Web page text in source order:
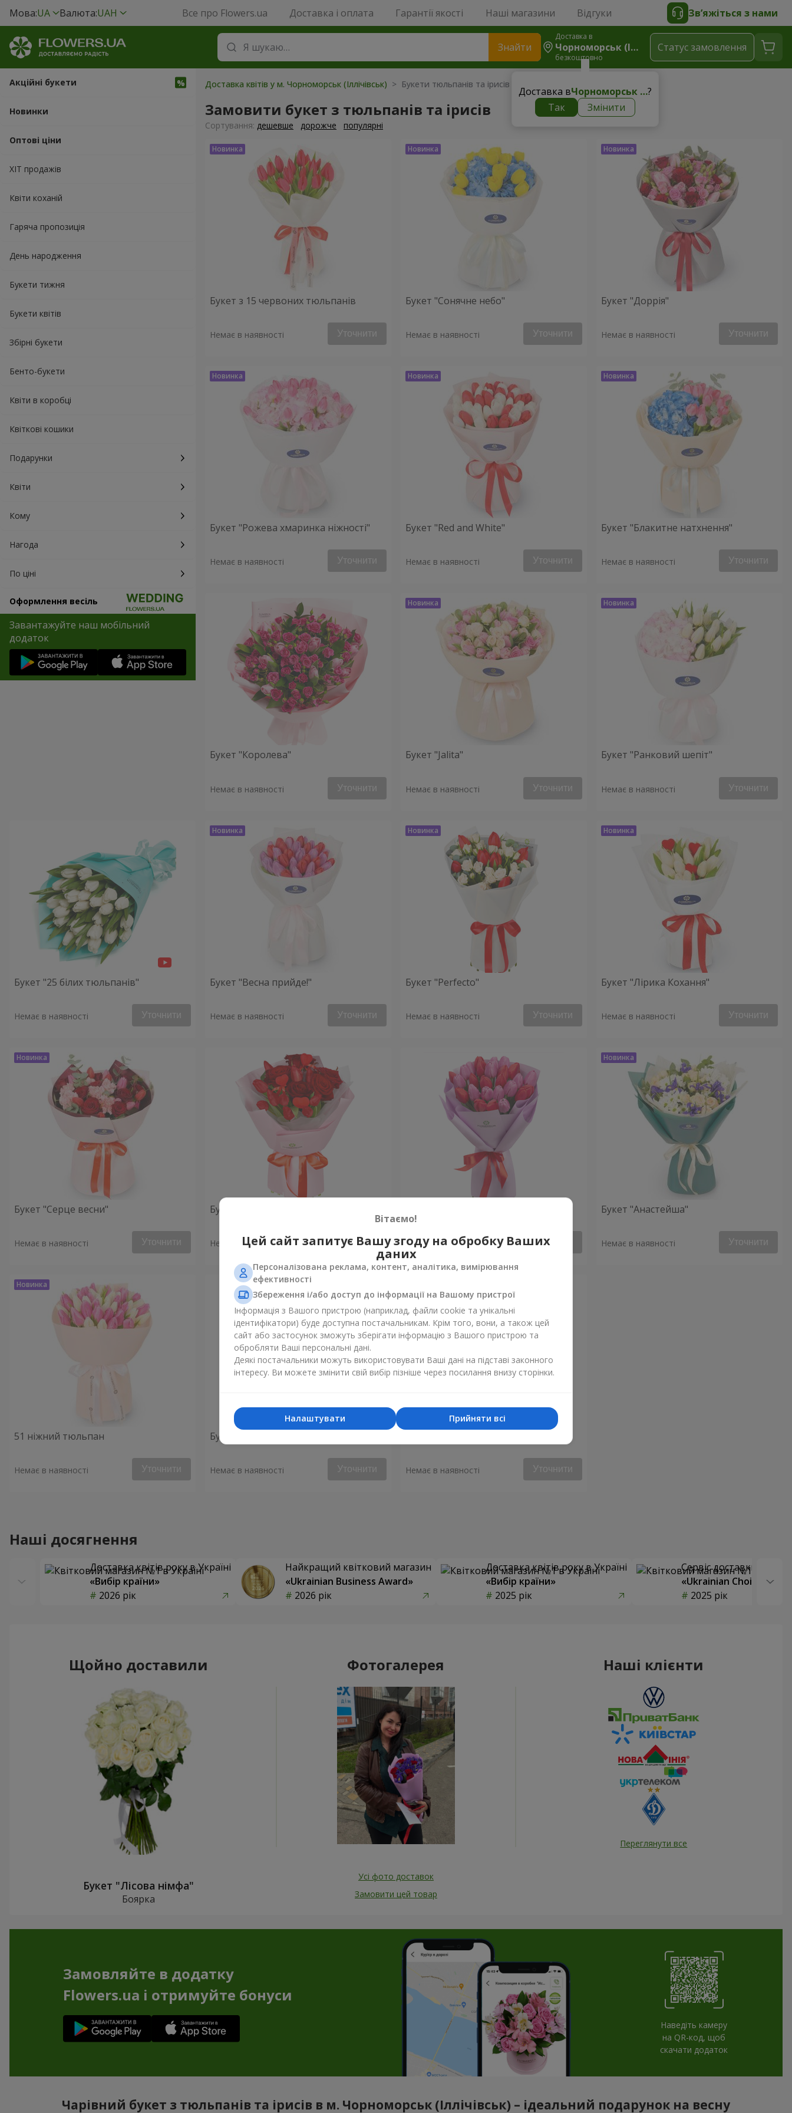
Мова:UA Валюта:UAH Все про Flowers.ua Доставка і оплата Гарантії якості Наші магазини Відгуки Зв’яжіться з нами
Знайти
Доставка в
Чорноморськ (Іллічівськ)
безкоштовно
Доставка в Чорноморськ (Іллічівськ)?
Так
Змінити
Статус замовлення
Акційні букети
Новинки
Оптові ціни
ХІТ продажів
Квіти коханій
Гаряча пропозиція
День народження
Букети тижня
Букети квітів
Збірні букети
Бенто-букети
Квіти в коробці
Квіткові кошики
Подарунки
Квіти
Кому
Нагода
По ціні
Оформлення весіль
Завантажуйте наш мобільний
додаток
Доставка квітів у м. Чорноморськ (Іллічівськ) > Букети тюльпанів та ірисів
Замовити букет з тюльпанів та ірисів
Сортування: дешевше дорожче популярні
Букет з 15 червоних тюльпанів
Немає в наявності Уточнити
Букет "Сонячне небо"
Немає в наявності Уточнити
Букет "Доррія"
Немає в наявності Уточнити
Букет "Рожева хмаринка ніжності"
Немає в наявності Уточнити
Букет "Red and White"
Немає в наявності Уточнити
Букет "Блакитне натхнення"
Немає в наявності Уточнити
Букет "Королева"
Немає в наявності Уточнити
Букет "Jalita"
Немає в наявності Уточнити
Букет "Ранковий шепіт"
Немає в наявності Уточнити
Букет "25 білих тюльпанів"
Немає в наявності Уточнити
Букет "Весна прийде!"
Немає в наявності Уточнити
Букет "Perfecto"
Немає в наявності Уточнити
Букет "Лірика Кохання"
Немає в наявності Уточнити
Букет "Серце весни"
Немає в наявності Уточнити
Букет "Монамі"
Немає в наявності Уточнити Немає в наявності Уточнити
Букет "Анастейша"
Немає в наявності Уточнити
51 ніжний тюльпан
Немає в наявності Уточнити
Букет "Весняний вітер"
Немає в наявності Уточнити Немає в наявності Уточнити
Наші досягнення
Доставка квітів року в Україні
«Вибір країни»
2026 рік
Найкращий квітковий магазин
«Ukrainian Business Award»
2026 рік
Доставка квітів року в Україні
«Вибір країни»
2025 рік
Сервіс доставки квітів
«Ukrainian Choice»
2025 рік
Щойно доставили
Букет "Лісова німфа"
Боярка
Фотогалерея
Усі фото доставок
Замовити цей товар
Наші клієнти
Переглянути все
Замовляйте в додатку
Flowers.ua і отримуйте бонуси
Наведіть камеру
на QR-код, щоб
скачати додаток
Чарівний букет з тюльпанів та ірисів в м. Чорноморськ (Іллічівськ) – ідеальний подарунок на весну
Вітаємо!
Цей сайт запитує Вашу згоду на обробку Ваших
даних
Персоналізована реклама, контент, аналітика, вимірювання
ефективності
Збереження і/або доступ до інформації на Вашому пристрої
Інформація з Вашого пристрою (наприклад, файли cookie та унікальні
ідентифікатори) буде доступна постачальникам. Крім того, вони, а також цей
сайт або застосунок зможуть зберігати інформацію з Вашого пристрою та
обробляти Ваші персональні дані.
Деякі постачальники можуть використовувати Ваші дані на підставі законного
інтересу. Ви можете змінити свій вибір пізніше через посилання внизу сторінки.
Прийняти всі
Налаштувати